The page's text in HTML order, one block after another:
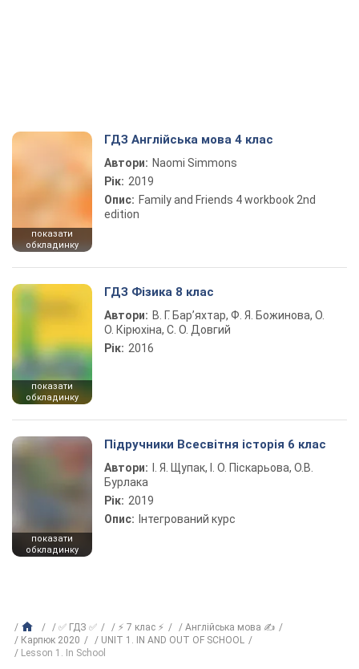
показати
обкладинку
ГДЗ Англійська мова 4 клас
Автори: Naomi Simmons
Рік: 2019
Опис: Family and Friends 4 workbook 2nd
edition
показати
обкладинку
ГДЗ Фізика 8 клас
Автори: В. Г. Бар’яхтар, Ф. Я. Божинова, О.
О. Кірюхіна, С. О. Довгий
Рік: 2016
показати
обкладинку
Підручники Всесвітня історія 6 клас
Автори:
І. Я. Щупак, І. О. Піскарьова, О.В.
Бурлака
Рік: 2019
Опис: Інтегрований курс
✅ ГДЗ ✅ ⚡ 7 клас ⚡
Англійська мова ✍
Карпюк 2020
UNIT 1. IN AND OUT OF SCHOOL
Lesson 1. In School